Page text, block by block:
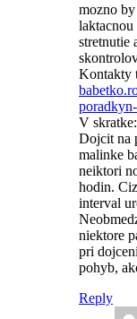
mozno
stretnutie
Kontakty
V skratke:
Dojcit na
malinke
neiktori
hodin.
interval
niektore
pri
pohyb,
Reply